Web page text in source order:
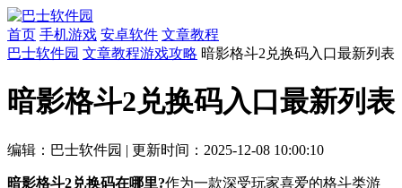
首页 手机游戏 安卓软件 文章教程
巴士软件园 文章教程游戏攻略 暗影格斗2兑换码入口最新列表
暗影格斗2兑换码入口最新列表
编辑：巴士软件园 | 更新时间：2025-12-08 10:00:10
暗影格斗2兑换码在哪里?作为一款深受玩家喜爱的格斗类游